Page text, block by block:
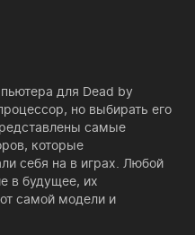
для Dead by
но выбирать его
самые
которые
себя на в играх. Любой
в будущее, их
самой модели и